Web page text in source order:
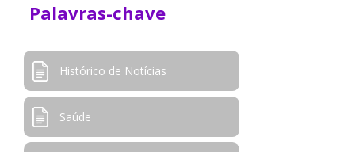
Palavras-chave
Histórico de Notícias
Saúde